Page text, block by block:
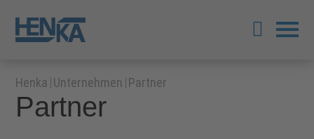
Henka Unternehmen Partner
Partner